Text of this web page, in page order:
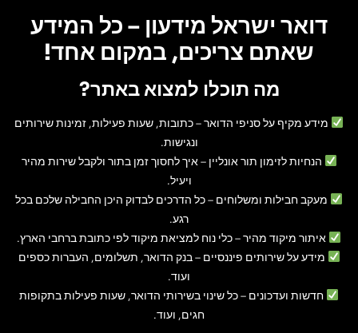
דואר ישראל מידעון – כל המידע
שאתם צריכים, במקום אחד!
מה תוכלו למצוא באתר?
מידע מקיף על סניפי הדואר– כתובות, שעות פעילות, זמינות שירותים
ונגישות.
הנחיות לזימון תור אונליין – איך לחסוך זמן בתור ולקבל שירות מהיר
ויעיל.
מעקב חבילות ומשלוחים – כל הדרכים לבדוק היכן החבילה שלכם בכל
רגע.
איתור מיקוד מהיר– כלי נוח למציאת מיקוד לפי כתובת ברחבי הארץ.
מידע על שירותים פיננסיים – בנק הדואר, תשלומים, העברות כספים
ועוד.
חדשות ועדכונים – כל שינוי בשירותי הדואר, שעות פעילות בתקופות
חגים, ועוד.